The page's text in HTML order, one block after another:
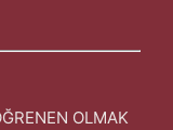
OLMAK